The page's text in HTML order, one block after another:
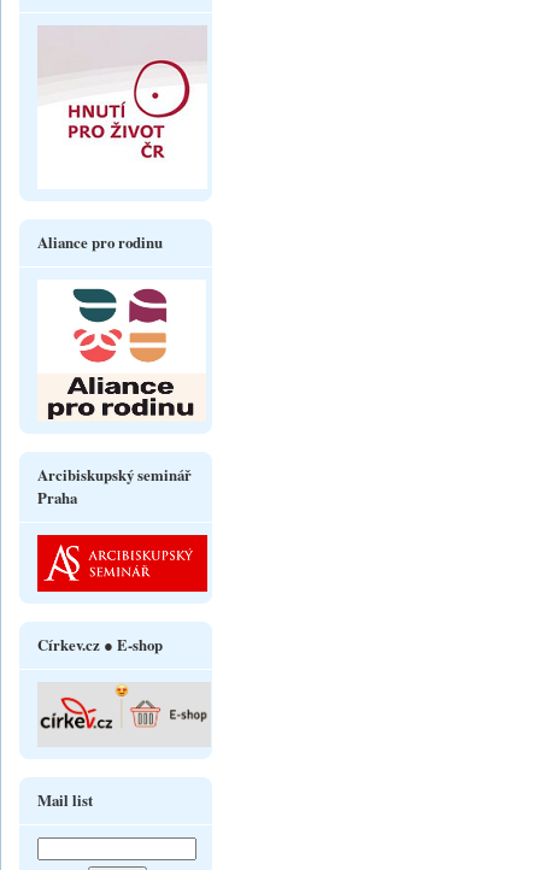
Aliance pro rodinu
Arcibiskupský seminář
Praha
Církev.cz ● E-shop
Mail list